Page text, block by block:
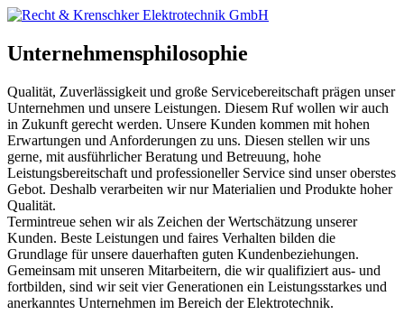
Unternehmensphilosophie
Qualität, Zuverlässigkeit und große Servicebereitschaft prägen unser
Unternehmen und unsere Leistungen. Diesem Ruf wollen wir auch
in Zukunft gerecht werden. Unsere Kunden kommen mit hohen
Erwartungen und Anforderungen zu uns. Diesen stellen wir uns
gerne, mit ausführlicher Beratung und Betreuung, hohe
Leistungsbereitschaft und professioneller Service sind unser oberstes
Gebot. Deshalb verarbeiten wir nur Materialien und Produkte hoher
Qualität.
Termintreue sehen wir als Zeichen der Wertschätzung unserer
Kunden. Beste Leistungen und faires Verhalten bilden die
Grundlage für unsere dauerhaften guten Kundenbeziehungen.
Gemeinsam mit unseren Mitarbeitern, die wir qualifiziert aus- und
fortbilden, sind wir seit vier Generationen ein Leistungsstarkes und
anerkanntes Unternehmen im Bereich der Elektrotechnik.